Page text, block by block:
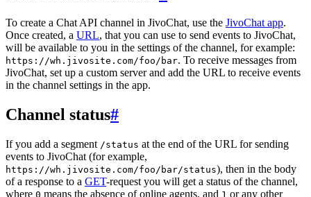
To create a Chat API channel in JivoChat, use the JivoChat app.
Once created, a URL, that you can use to send events to JivoChat,
will be available to you in the settings of the channel, for example:
https://wh.jivosite.com/foo/bar. To receive messages from
JivoChat, set up a custom server and add the URL to receive events
in the channel settings in the app.
Channel status#
If you add a segment /status at the end of the URL for sending
events to JivoChat (for example,
https://wh.jivosite.com/foo/bar/status), then in the body
of a response to a GET-request you will get a status of the channel,
where 0 means the absence of online agents, and 1 or any other